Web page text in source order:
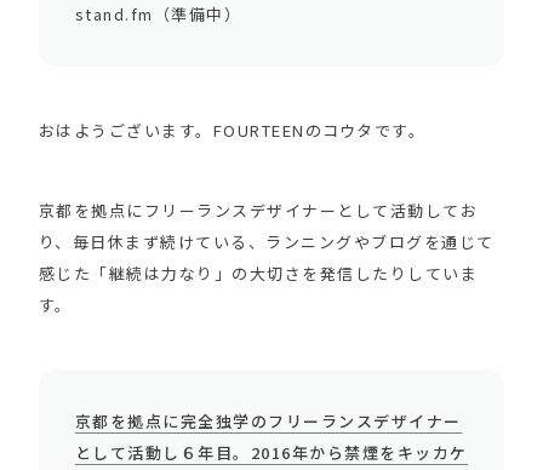
stand.fm（準備中）
おはようございます。FOURTEENのコウタです。
京都を拠点にフリーランスデザイナーとして活動してお
り、毎日休まず続けている、ランニングやブログを通じて
感じた「継続は力なり」の大切さを発信したりしていま
す。
京都を拠点に完全独学のフリーランスデザイナー
として活動し６年目。2016年から禁煙をキッカケ